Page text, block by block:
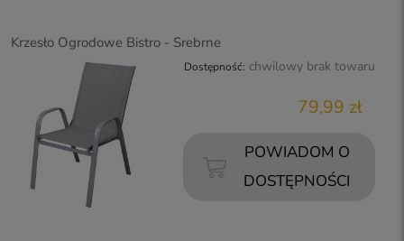
Krzesło Ogrodowe Bistro - Srebrne
Dostępność: chwilowy brak towaru
79,99 zł
POWIADOM O
DOSTĘPNOŚCI